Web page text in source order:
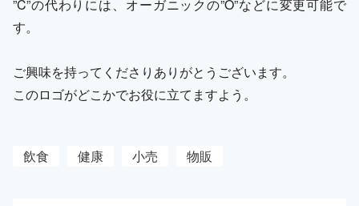
”C”の代わりには、オーガニックの”O”などに変更可能で
す。
ご興味を持ってくださりありがとうございます。
このロゴがどこかでお役に立てますよう。
飲食 健康 小売 物販